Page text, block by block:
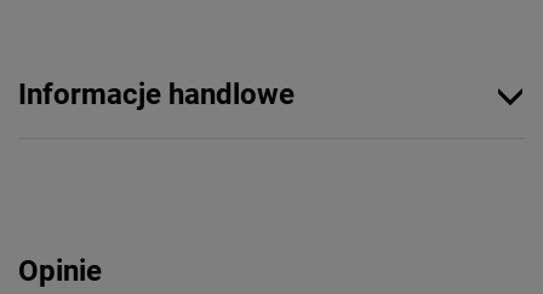
Informacje handlowe
Opinie